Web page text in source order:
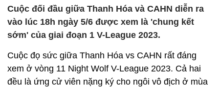
Cuộc đối đầu giữa Thanh Hóa và CAHN diễn ra
vào lúc 18h ngày 5/6 được xem là 'chung kết
sớm' của giai đoạn 1 V-League 2023.
Cuộc đọ sức giữa Thanh Hóa vs CAHN rất đáng
xem ở vòng 11 Night Wolf V-League 2023. Cả hai
đều là ứng cử viên nặng ký cho ngôi vô địch ở mùa